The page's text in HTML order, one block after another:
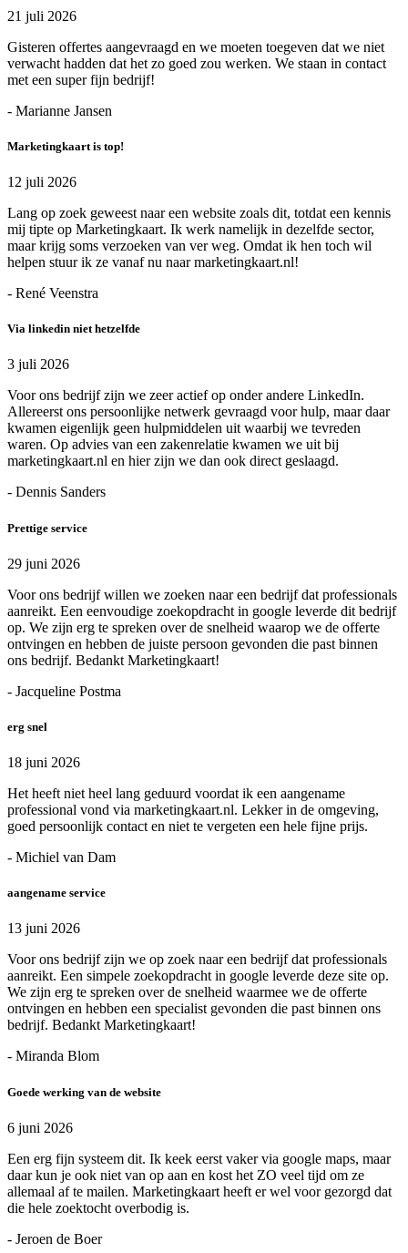
21 juli 2026
Gisteren offertes aangevraagd en we moeten toegeven dat we niet
verwacht hadden dat het zo goed zou werken. We staan in contact
met een super fijn bedrijf!
- Marianne Jansen
Marketingkaart is top!
12 juli 2026
Lang op zoek geweest naar een website zoals dit, totdat een kennis
mij tipte op Marketingkaart. Ik werk namelijk in dezelfde sector,
maar krijg soms verzoeken van ver weg. Omdat ik hen toch wil
helpen stuur ik ze vanaf nu naar marketingkaart.nl!
- René Veenstra
Via linkedin niet hetzelfde
3 juli 2026
Voor ons bedrijf zijn we zeer actief op onder andere LinkedIn.
Allereerst ons persoonlijke netwerk gevraagd voor hulp, maar daar
kwamen eigenlijk geen hulpmiddelen uit waarbij we tevreden
waren. Op advies van een zakenrelatie kwamen we uit bij
marketingkaart.nl en hier zijn we dan ook direct geslaagd.
- Dennis Sanders
Prettige service
29 juni 2026
Voor ons bedrijf willen we zoeken naar een bedrijf dat professionals
aanreikt. Een eenvoudige zoekopdracht in google leverde dit bedrijf
op. We zijn erg te spreken over de snelheid waarop we de offerte
ontvingen en hebben de juiste persoon gevonden die past binnen
ons bedrijf. Bedankt Marketingkaart!
- Jacqueline Postma
erg snel
18 juni 2026
Het heeft niet heel lang geduurd voordat ik een aangename
professional vond via marketingkaart.nl. Lekker in de omgeving,
goed persoonlijk contact en niet te vergeten een hele fijne prijs.
- Michiel van Dam
aangename service
13 juni 2026
Voor ons bedrijf zijn we op zoek naar een bedrijf dat professionals
aanreikt. Een simpele zoekopdracht in google leverde deze site op.
We zijn erg te spreken over de snelheid waarmee we de offerte
ontvingen en hebben een specialist gevonden die past binnen ons
bedrijf. Bedankt Marketingkaart!
- Miranda Blom
Goede werking van de website
6 juni 2026
Een erg fijn systeem dit. Ik keek eerst vaker via google maps, maar
daar kun je ook niet van op aan en kost het ZO veel tijd om ze
allemaal af te mailen. Marketingkaart heeft er wel voor gezorgd dat
die hele zoektocht overbodig is.
- Jeroen de Boer